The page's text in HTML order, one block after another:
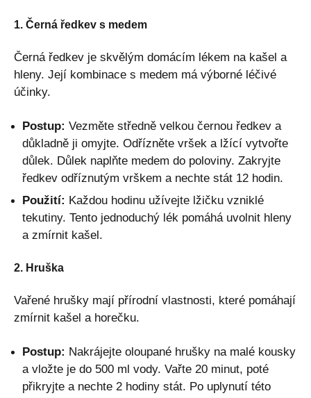
1. Černá ředkev s medem
Černá ředkev je skvělým domácím lékem na kašel a
hleny. Její kombinace s medem má výborné léčivé
účinky.
Postup: Vezměte středně velkou černou ředkev a
důkladně ji omyjte. Odřízněte vršek a lžící vytvořte
důlek. Důlek naplňte medem do poloviny. Zakryjte
ředkev odříznutým vrškem a nechte stát 12 hodin.
Použití: Každou hodinu užívejte lžičku vzniklé
tekutiny. Tento jednoduchý lék pomáhá uvolnit hleny
a zmírnit kašel.
2. Hruška
Vařené hrušky mají přírodní vlastnosti, které pomáhají
zmírnit kašel a horečku.
Postup: Nakrájejte oloupané hrušky na malé kousky
a vložte je do 500 ml vody. Vařte 20 minut, poté
přikryjte a nechte 2 hodiny stát. Po uplynutí této